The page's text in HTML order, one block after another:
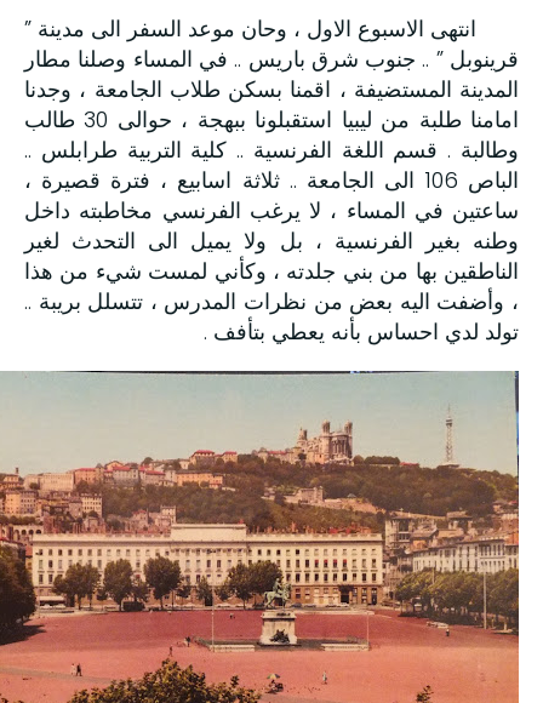
انتهى الاسبوع الاول ، وحان موعد السفر الى مدينة ”
قرينوبل ” .. جنوب شرق باريس .. في المساء وصلنا مطار
المدينة المستضيفة ، اقمنا بسكن طلاب الجامعة ، وجدنا
امامنا طلبة من ليبيا استقبلونا ببهجة ، حوالى 30 طالب
وطالبة . قسم اللغة الفرنسية .. كلية التربية طرابلس ..
الباص 106 الى الجامعة .. ثلاثة اسابيع ، فترة قصيرة ،
ساعتين في المساء ، لا يرغب الفرنسي مخاطبته داخل
وطنه بغير الفرنسية ، بل ولا يميل الى التحدث لغير
الناطقين بها من بني جلدته ، وكأني لمست شيء من هذا
، وأضفت اليه بعض من نظرات المدرس ، تتسلل بريبة ..
تولد لدي احساس بأنه يعطي بتأفف .